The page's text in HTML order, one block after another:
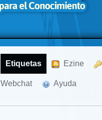
Etiquetas Ezine
Webchat Ayuda